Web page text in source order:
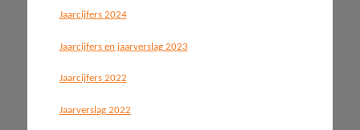
Jaarcijfers 2024
Jaarcijfers en jaarverslag 2023
Jaarcijfers 2022
Jaarverslag 2022